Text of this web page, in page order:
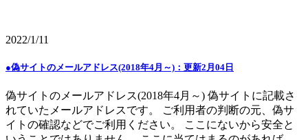
2022/1/11
●偽サイトのメールアドレス(2018年4月～)：更新2月04日
偽サイトのメールアドレス(2018年4月～) 偽サイトに記載さ
れていたメールアドレスです。 ご利用者の判断の元、偽サ
イトの確認などでご利用ください。 ここにないから安全と